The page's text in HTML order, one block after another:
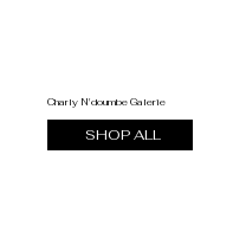
Charly N'doumbe Galerie
SHOP ALL